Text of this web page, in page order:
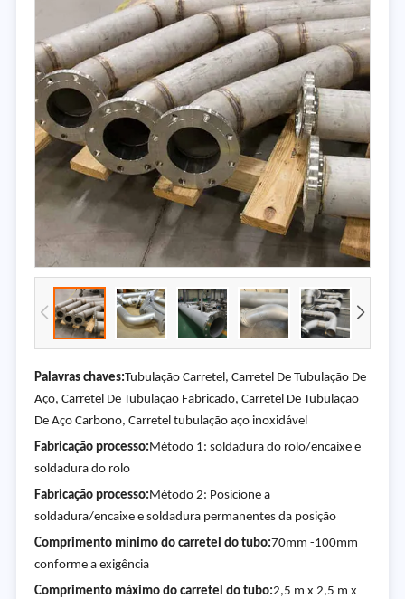
Palavras chaves:Tubulação Carretel, Carretel De Tubulação De
Aço, Carretel De Tubulação Fabricado, Carretel De Tubulação
De Aço Carbono, Carretel tubulação aço inoxidável
Fabricação processo:Método 1: soldadura do rolo/encaixe e
soldadura do rolo
Fabricação processo:Método 2: Posicione a
soldadura/encaixe e soldadura permanentes da posição
Comprimento mínimo do carretel do tubo:70mm -100mm
conforme a exigência
Comprimento máximo do carretel do tubo:2,5 m x 2,5 m x